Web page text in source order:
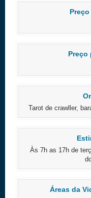
Preço
Tarot de crawller,
Às 7h as 17h de
Áreas da